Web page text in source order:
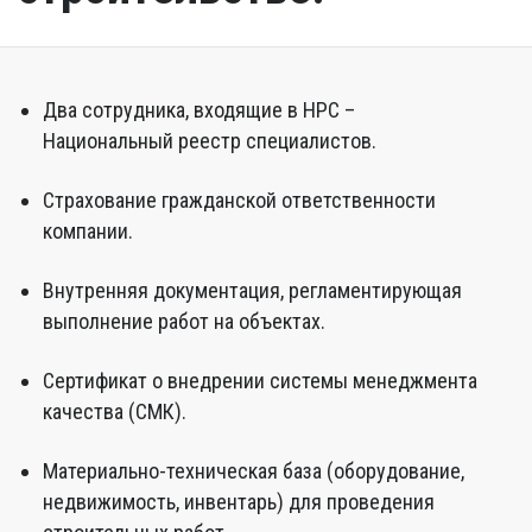
Два сотрудника, входящие в НРС –
Национальный реестр специалистов.
Страхование гражданской ответственности
компании.
Внутренняя документация, регламентирующая
выполнение работ на объектах.
Сертификат о внедрении системы менеджмента
качества (СМК).
Материально-техническая база (оборудование,
недвижимость, инвентарь) для проведения